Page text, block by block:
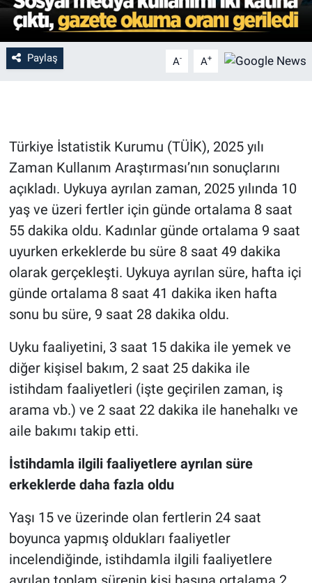
Paylaş A- A+
Türkiye İstatistik Kurumu (TÜİK), 2025 yılı
Zaman Kullanım Araştırması’nın sonuçlarını
açıkladı. Uykuya ayrılan zaman, 2025 yılında 10
yaş ve üzeri fertler için günde ortalama 8 saat
55 dakika oldu. Kadınlar günde ortalama 9 saat
uyurken erkeklerde bu süre 8 saat 49 dakika
olarak gerçekleşti. Uykuya ayrılan süre, hafta içi
günde ortalama 8 saat 41 dakika iken hafta
sonu bu süre, 9 saat 28 dakika oldu.
Uyku faaliyetini, 3 saat 15 dakika ile yemek ve
diğer kişisel bakım, 2 saat 25 dakika ile
istihdam faaliyetleri (işte geçirilen zaman, iş
arama vb.) ve 2 saat 22 dakika ile hanehalkı ve
aile bakımı takip etti.
İstihdamla ilgili faaliyetlere ayrılan süre
erkeklerde daha fazla oldu
Yaşı 15 ve üzerinde olan fertlerin 24 saat
boyunca yapmış oldukları faaliyetler
incelendiğinde, istihdamla ilgili faaliyetlere